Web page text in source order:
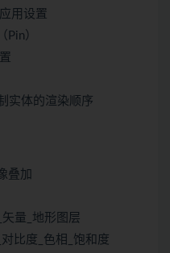
用设置
Pin）
实体的渲染顺序
叠加
量_地形图层
比度_色相_饱和度